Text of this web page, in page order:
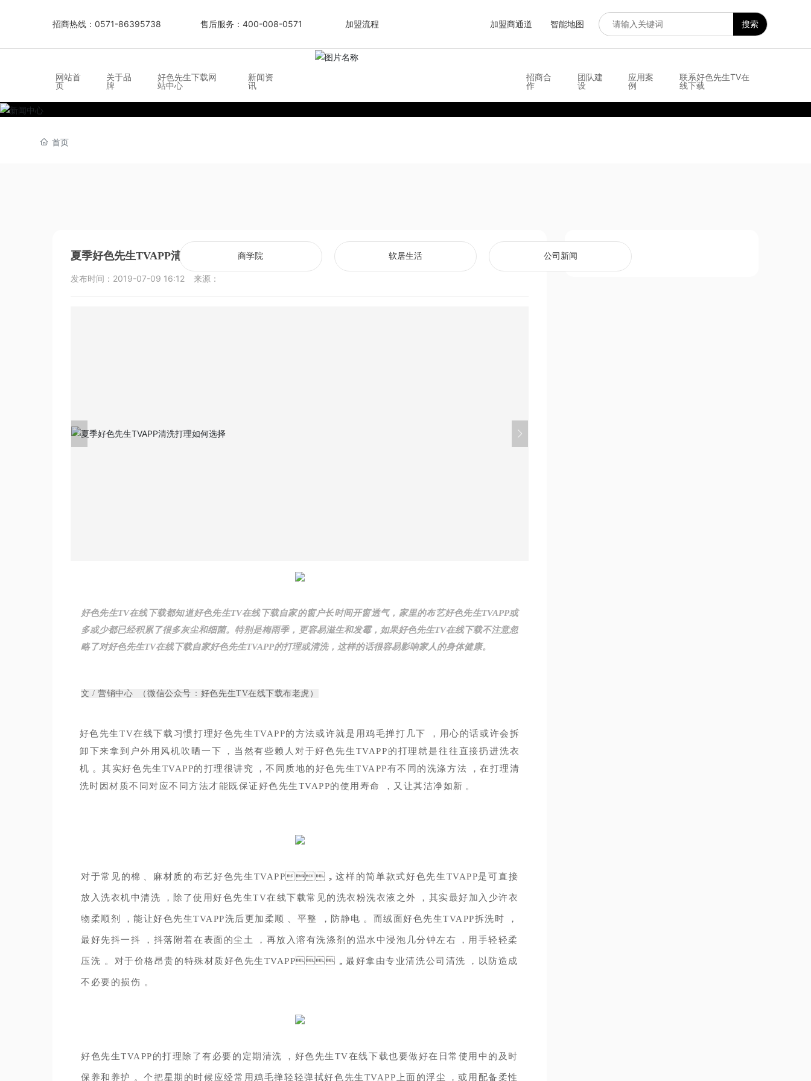
招商热线：0571-86395738 售后服务：400-008-0571 加盟流程 加盟商通道 智能地图 搜索
网站首
页
关于品
牌
好色先生下载网
站中心
新闻资
讯
招商合
作
团队建
设
应用案
例
联系好色先生TV在
线下载
商学院 软居生活 公司新闻
首页
夏季好色先生TVAPP清洗打理如何选择
发布时间： 2019-07-09 16:12 来源：
好色先生TV在线下载都知道好色先生TV在线下载自家的窗户长时间开窗透气，家里的布艺好色先生TVAPP或
多或少都已经积累了很多灰尘和细菌。特别是梅雨季，更容易滋生和发霉，如果好色先生TV在线下载不注意忽
略了对好色先生TV在线下载自家好色先生TVAPP的打理或清洗，这样的话很容易影响家人的身体健康。
文 / 营销中心 （微信公众号：好色先生TV在线下载布老虎）
好色先生TV在线下载习惯打理好色先生TVAPP的方法或许就是用鸡毛掸打几下，用心的话或许会拆
卸下来拿到户外用风机吹晒一下，当然有些赖人对于好色先生TVAPP的打理就是往往直接扔进洗衣
机。其实好色先生TVAPP的打理很讲究，不同质地的好色先生TVAPP有不同的洗涤方法，在打理清
洗时因材质不同对应不同方法才能既保证好色先生TVAPP的使用寿命，又让其洁净如新。
对于常见的棉、麻材质的布艺好色先生TVAPP，这样的简单款式好色先生TVAPP是可直接
放入洗衣机中清洗，除了使用好色先生TV在线下载常见的洗衣粉洗衣液之外，其实最好加入少许衣
物柔顺剂，能让好色先生TVAPP洗后更加柔顺、平整，防静电。而绒面好色先生TVAPP拆洗时，
最好先抖一抖，抖落附着在表面的尘土，再放入溶有洗涤剂的温水中浸泡几分钟左右，用手轻轻柔
压洗。对于价格昂贵的特殊材质好色先生TVAPP，最好拿由专业清洗公司清洗，以防造成
不必要的损伤。
好色先生TVAPP的打理除了有必要的定期清洗，好色先生TV在线下载也要做好在日常使用中的及时
保养和养护。个把星期的时候应经常用鸡毛掸轻轻弹拭好色先生TVAPP上面的浮尘，或用配备柔性